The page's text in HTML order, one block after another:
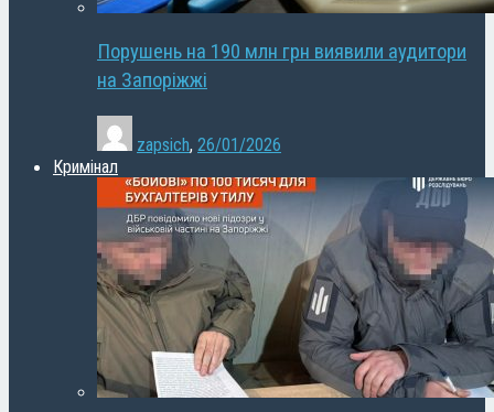
Порушень на 190 млн грн виявили аудитори
на Запоріжжі
zapsich, 26/01/2026
Кримінал